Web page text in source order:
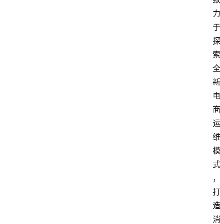
力
于
探
索
全
新
电
商
运
维
模
式
，
打
造
消